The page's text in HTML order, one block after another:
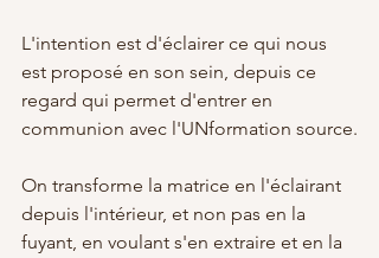
L'intention est d'éclairer ce qui nous
est proposé en son sein, depuis ce
regard qui permet d'entrer en
communion avec l'UNformation source.
On transforme la matrice en l'éclairant
depuis l'intérieur, et non pas en la
fuyant, en voulant s'en extraire et en la